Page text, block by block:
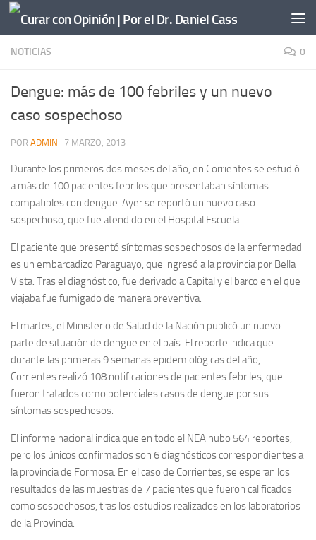
Saltar al contenido
NOTICIAS 0
Dengue: más de 100 febriles y un nuevo
caso sospechoso
POR ADMIN · 7 MARZO, 2013
Durante los primeros dos meses del año, en Corrientes se estudió
a más de 100 pacientes febriles que presentaban síntomas
compatibles con dengue. Ayer se reportó un nuevo caso
sospechoso, que fue atendido en el Hospital Escuela.
El paciente que presentó síntomas sospechosos de la enfermedad
es un embarcadizo Paraguayo, que ingresó a la provincia por Bella
Vista. Tras el diagnóstico, fue derivado a Capital y el barco en el que
viajaba fue fumigado de manera preventiva.
El martes, el Ministerio de Salud de la Nación publicó un nuevo
parte de situación de dengue en el país. El reporte indica que
durante las primeras 9 semanas epidemiológicas del año,
Corrientes realizó 108 notificaciones de pacientes febriles, que
fueron tratados como potenciales casos de dengue por sus
síntomas sospechosos.
El informe nacional indica que en todo el NEA hubo 564 reportes,
pero los únicos confirmados son 6 diagnósticos correspondientes a
la provincia de Formosa. En el caso de Corrientes, se esperan los
resultados de las muestras de 7 pacientes que fueron calificados
como sospechosos, tras los estudios realizados en los laboratorios
de la Provincia.